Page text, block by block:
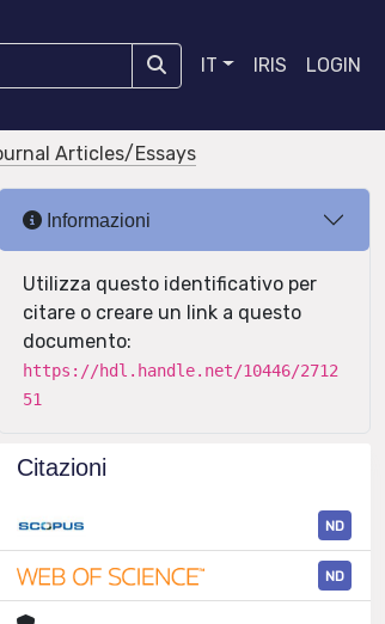
IT IRIS LOGIN
Articles/Essays
Informazioni
Utilizza questo identificativo per
citare o creare un link a questo
documento:
https://hdl.handle.net/10446/2712
51
Citazioni
ND
ND